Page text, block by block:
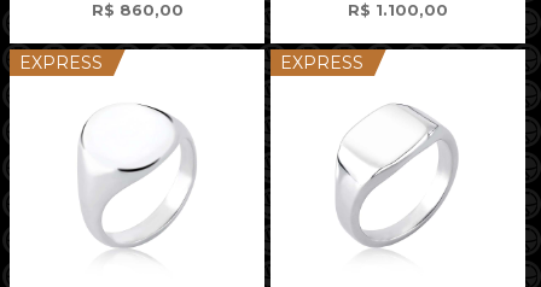
R$ 860,00
R$ 1.100,00
EXPRESS EXPRESS